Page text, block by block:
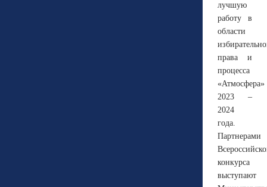
лучшую
работу в
области
права и
процесса
«Атмосфера»
2023 –
2024
года.
Партнерами
конкурса
выступают